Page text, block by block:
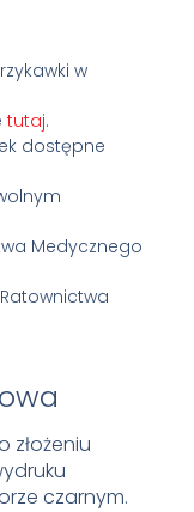
w
tutaj.
dostępne
Medycznego
złożeniu
czarnym.